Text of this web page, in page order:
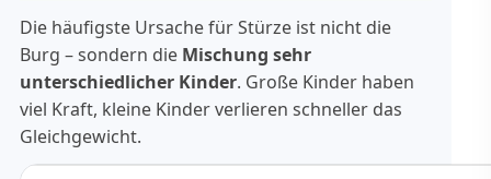
Die häufigste Ursache für Stürze ist nicht die
Burg – sondern die Mischung sehr
unterschiedlicher Kinder. Große Kinder haben
viel Kraft, kleine Kinder verlieren schneller das
Gleichgewicht.